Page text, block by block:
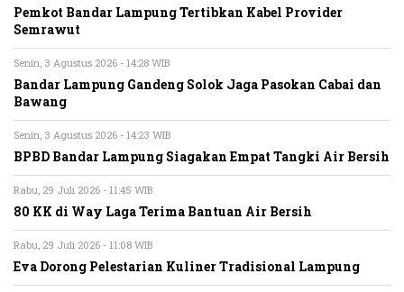
Pemkot Bandar Lampung Tertibkan Kabel Provider
Semrawut
Senin, 3 Agustus 2026 - 14:28 WIB
Bandar Lampung Gandeng Solok Jaga Pasokan Cabai dan
Bawang
Senin, 3 Agustus 2026 - 14:23 WIB
BPBD Bandar Lampung Siagakan Empat Tangki Air Bersih
Rabu, 29 Juli 2026 - 11:45 WIB
80 KK di Way Laga Terima Bantuan Air Bersih
Rabu, 29 Juli 2026 - 11:08 WIB
Eva Dorong Pelestarian Kuliner Tradisional Lampung